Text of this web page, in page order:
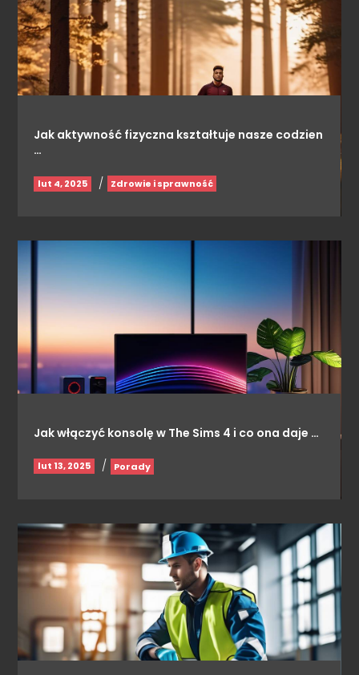
Jak aktywność fizyczna kształtuje nasze codzien
…
lut 4, 2025 / Zdrowie i sprawność
Jak włączyć konsolę w The Sims 4 i co ona daje …
lut 13, 2025 / Porady